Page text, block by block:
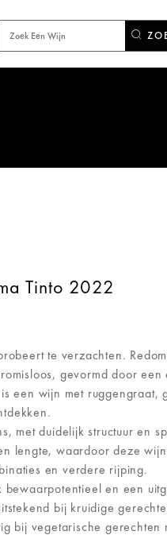
Tinto 2022
te verzachten.
gevormd door
een wijn met ruggengraat,
met duidelijk structuur en
lengte, waardoor deze
en verdere rijping.
en een
bij kruidige
bij vegetarische gerechten